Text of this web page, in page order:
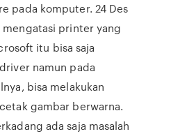
pada komputer. 24 Des
mengatasi printer yang
itu bisa saja
namun pada
bisa melakukan
gambar berwarna.
ada saja masalah